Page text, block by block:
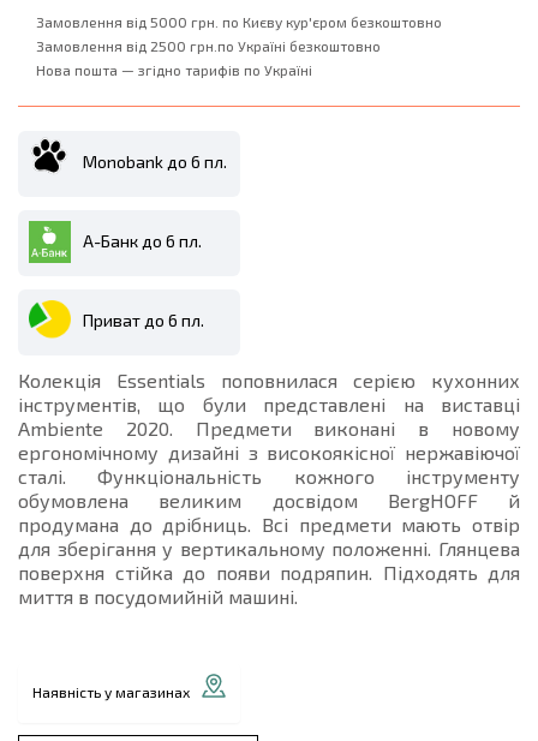
Замовлення від 5000 грн. по Києву кур'єром безкоштовно
Замовлення від 2500 грн.по Україні безкоштовно
Нова пошта — згідно тарифів по Україні
Monobank до 6 пл.
А-Банк до 6 пл.
Приват до 6 пл.
Колекція Essentials поповнилася серією кухонних
інструментів, що були представлені на виставці
Ambiente 2020. Предмети виконані в новому
ергономічному дизайні з високоякісної нержавіючої
сталі. Функціональність кожного інструменту
обумовлена великим досвідом BergHOFF й
продумана до дрібниць. Всі предмети мають отвір
для зберігання у вертикальному положенні. Глянцева
поверхня стійка до появи подряпин. Підходять для
миття в посудомийній машині.
Наявність у магазинах